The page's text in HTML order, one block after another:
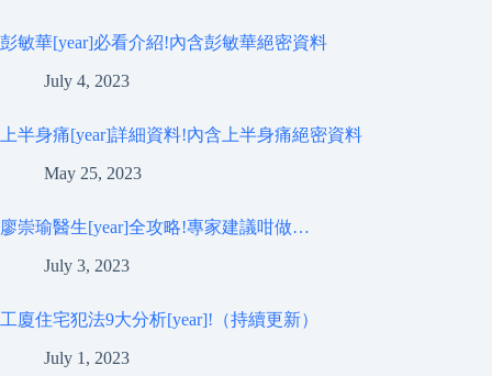
彭敏華[year]必看介紹!內含彭敏華絕密資料
July 4, 2023
上半身痛[year]詳細資料!內含上半身痛絕密資料
May 25, 2023
廖崇瑜醫生[year]全攻略!專家建議咁做…
July 3, 2023
工廈住宅犯法9大分析[year]!（持續更新）
July 1, 2023